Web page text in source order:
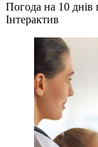
Погода на 10 днів
Інтерактив